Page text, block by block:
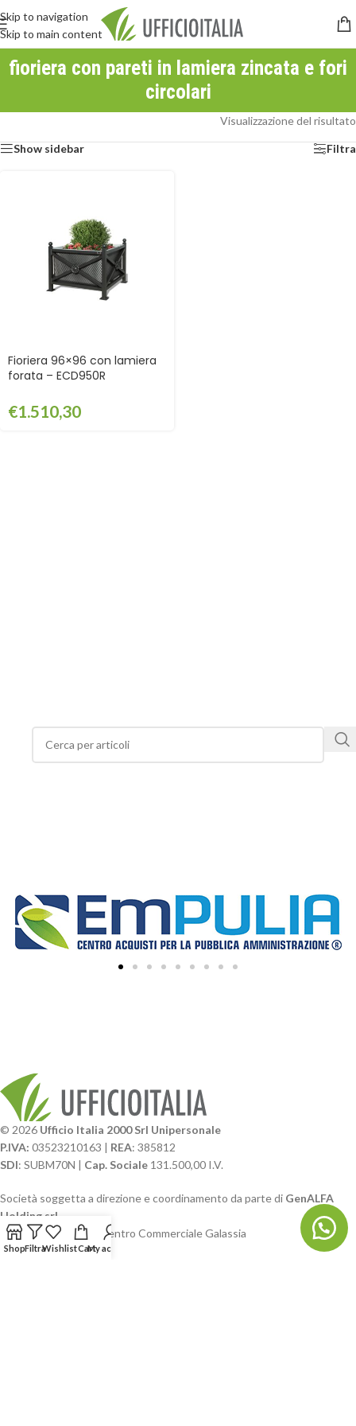
Skip to navigation
Skip to main content
fioriera con pareti in lamiera zincata e fori
circolari
Visualizzazione del risultato
Show sidebar Filtra
Fioriera 96×96 con lamiera
forata – ECD950R
€1.510,30
© 2026 Ufficio Italia 2000 Srl Unipersonale
P.IVA: 03523210163 | REA: 385812
SDI: SUBM70N | Cap. Sociale 131.500,00 I.V.
Società soggetta a direzione e coordinamento da parte di GenALFA
Holding srl
Via A. Ponti n. 4 – Centro Commerciale Galassia
24126 Bergamo
ShopFiltraWishlistCartMy account